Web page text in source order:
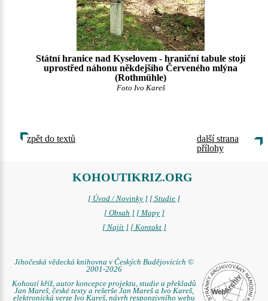
Státní hranice nad Kyselovem - hraniční tabule stojí
uprostřed náhonu někdejšího Červeného mlýna
(Rothmühle)
Foto Ivo Kareš
zpět do textů
další strana
přílohy
KOHOUTIKRIZ.ORG
[ Úvod / Novinky ] [ Studie ]
[ Obsah ] [ Mapy ]
[ Najít ] [ Kontakt ]
Jihočeská vědecká knihovna v Českých Budějovicích ©
2001-2026
Kohoutí kříž, autor koncepce projektu, studie a překladů
Jan Mareš, české texty a rešerše Jan Mareš a Ivo Kareš,
elektronická verze Ivo Kareš, návrh responzivního webu